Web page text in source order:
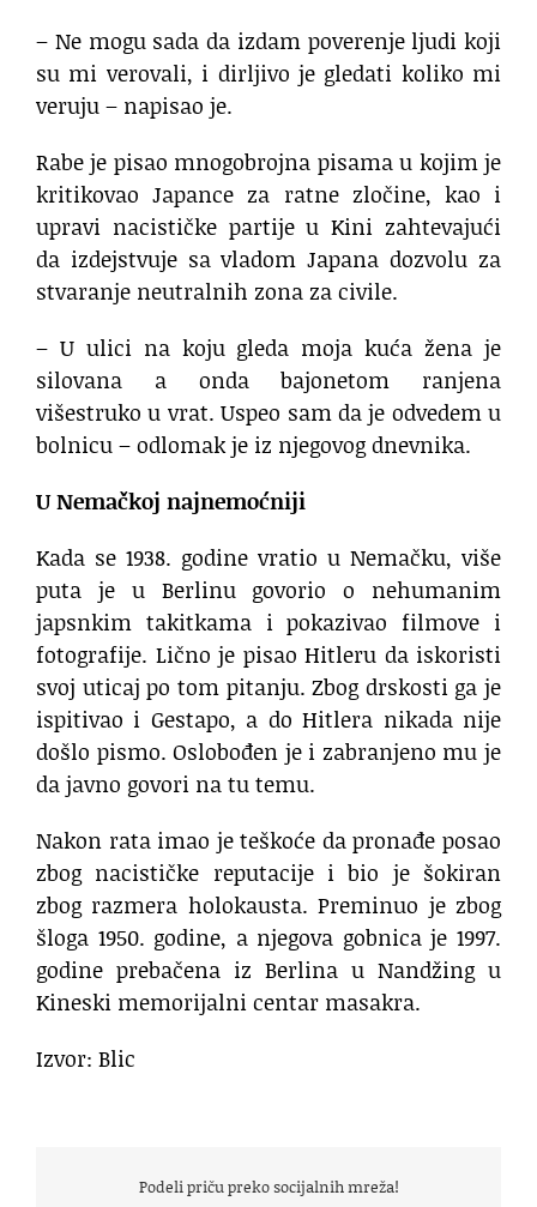
– Ne mogu sada da izdam poverenje ljudi koji
su mi verovali, i dirljivo je gledati koliko mi
veruju – napisao je.
Rabe je pisao mnogobrojna pisama u kojim je
kritikovao Japance za ratne zločine, kao i
upravi nacističke partije u Kini zahtevajući
da izdejstvuje sa vladom Japana dozvolu za
stvaranje neutralnih zona za civile.
– U ulici na koju gleda moja kuća žena je
silovana a onda bajonetom ranjena
višestruko u vrat. Uspeo sam da je odvedem u
bolnicu – odlomak je iz njegovog dnevnika.
U Nemačkoj najnemoćniji
Kada se 1938. godine vratio u Nemačku, više
puta je u Berlinu govorio o nehumanim
japsnkim takitkama i pokazivao filmove i
fotografije. Lično je pisao Hitleru da iskoristi
svoj uticaj po tom pitanju. Zbog drskosti ga je
ispitivao i Gestapo, a do Hitlera nikada nije
došlo pismo. Oslobođen je i zabranjeno mu je
da javno govori na tu temu.
Nakon rata imao je teškoće da pronađe posao
zbog nacističke reputacije i bio je šokiran
zbog razmera holokausta. Preminuo je zbog
šloga 1950. godine, a njegova gobnica je 1997.
godine prebačena iz Berlina u Nandžing u
Kineski memorijalni centar masakra.
Izvor: Blic
Podeli priču preko socijalnih mreža!